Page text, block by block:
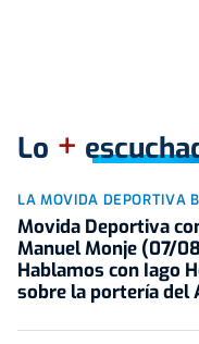
Lo +
LA MOVIDA DEPORTIVA
Movida Deportiva
Manuel Monje (07/
Hablamos con Iago
sobre la portería del